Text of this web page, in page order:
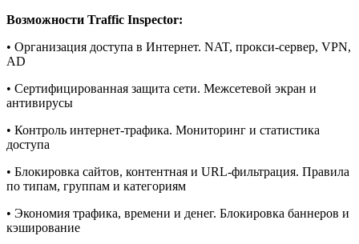
Возможности Traffic Inspector:
• Организация доступа в Интернет. NAT, прокси-сервер, VPN,
AD
• Сертифицированная защита сети. Межсетевой экран и
антивирусы
• Контроль интернет-трафика. Мониторинг и статистика
доступа
• Блокировка сайтов, контентная и URL-фильтрация. Правила
по типам, группам и категориям
• Экономия трафика, времени и денег. Блокировка баннеров и
кэширование